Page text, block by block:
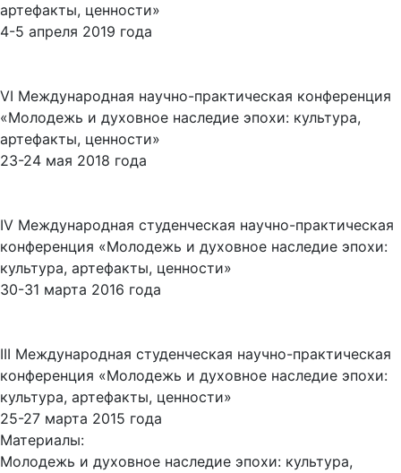
артефакты, ценности»
4-5 апреля 2019 года
VI Международная научно-практическая конференция
«Молодежь и духовное наследие эпохи: культура,
артефакты, ценности»
23-24 мая 2018 года
IV Международная студенческая научно-практическая
конференция «Молодежь и духовное наследие эпохи:
культура, артефакты, ценности»
30-31 марта 2016 года
III Международная студенческая научно-практическая
конференция «Молодежь и духовное наследие эпохи:
культура, артефакты, ценности»
25-27 марта 2015 года
Материалы:
Молодежь и духовное наследие эпохи: культура,